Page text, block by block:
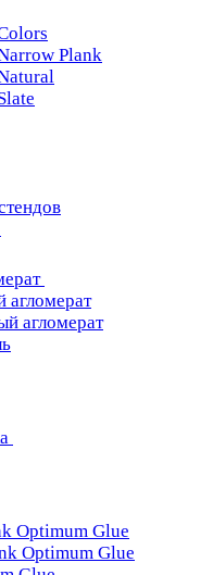
Plank
агломерат
агломерат
Optimum Glue
Optimum Glue